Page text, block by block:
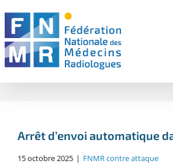
content
Arrêt d’envoi automatique
15 octobre 2025 | FNMR contre attaque